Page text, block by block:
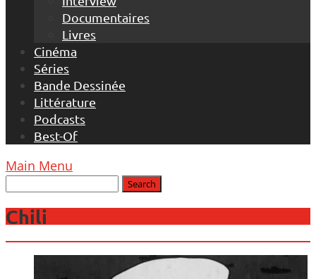
Documentaires
Livres
Cinéma
Séries
Bande Dessinée
Littérature
Podcasts
Best-Of
Main Menu
Chili